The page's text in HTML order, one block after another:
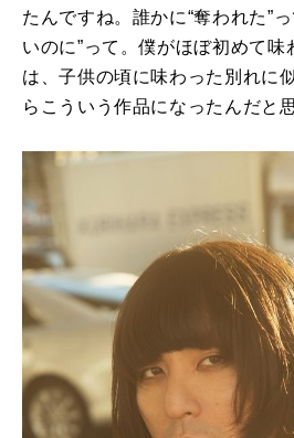
たんですね。誰かに“奪われた”
いのに”って。僕がほぼ初めて
は、子供の頃に味わった別れに
らこういう作品になったんだと